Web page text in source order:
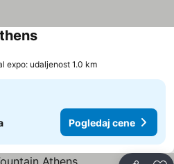
expo: udaljenost 1.0 km
Pogledaj cene